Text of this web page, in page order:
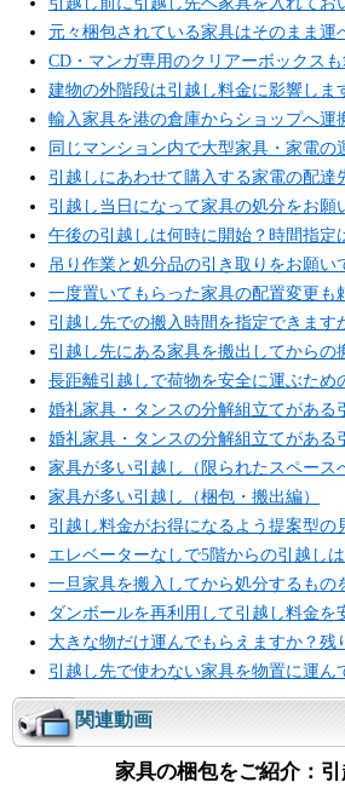
元々梱包されている家具はそのまま運
CD・マンガ専用のクリアーボックス
建物の外階段は引越し料金に影響しま
輸入家具を港の倉庫からショップへ運
同じマンション内で大型家具・家電
引越しにあわせて購入する家電の配達
引越し当日になって家具の処分をお願
午後の引越しは何時に開始？時間指定
吊り作業と処分品の引き取りをお願い
一度置いてもらった家具の配置変更も
引越し先での搬入時間を指定できます
引越し先にある家具を搬出してからの
長距離引越しで荷物を安全に運ぶため
婚礼家具・タンスの分解組立てがある
婚礼家具・タンスの分解組立てがある
家具が多い引越し（限られたスペース
家具が多い引越し（梱包・搬出編）
引越し料金がお得になるよう提案型の
エレベーターなしで5階からの引越し
一旦家具を搬入してから処分するもの
ダンボールを再利用して引越し料金を
大きな物だけ運んでもらえますか？
引越し先で使わない家具を物置に運ん
関連動画
家具の梱包をご紹介：